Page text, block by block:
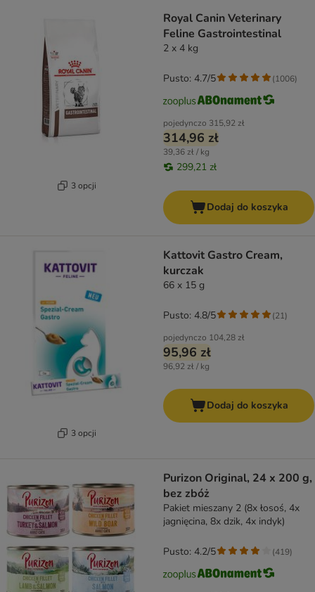
3 opcji
Royal Canin Veterinary
Feline Gastrointestinal
2 x 4 kg
pojedynczo 315,92 zł
314,96 zł
39,36 zł / kg
299,21 zł
Pusto: 4.7/5 (1006)
Dodaj do koszyka
3 opcji
Kattovit Gastro Cream,
kurczak
66 x 15 g
pojedynczo 104,28 zł
95,96 zł
96,92 zł / kg
Pusto: 4.8/5 (21)
Dodaj do koszyka
Purizon Original, 24 x 200 g,
bez zbóż
Pakiet mieszany 2 (8x łosoś, 4x
jagnięcina, 8x dzik, 4x indyk)
Pusto: 4.2/5 (419)